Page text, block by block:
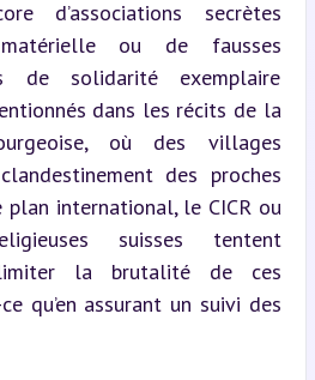
d’associations secrètes
ou de fausses
de solidarité exemplaire
dans les récits de la
où des villages
des proches
plan international, le CICR ou
suisses tentent
la brutalité de ces
qu’en assurant un suivi des